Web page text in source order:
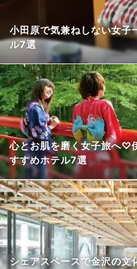
小田原で気兼ねしない女子
ル7選
心とお肌を磨く女子旅へ♡
すすめホテル7選
シェアスペースで金沢の